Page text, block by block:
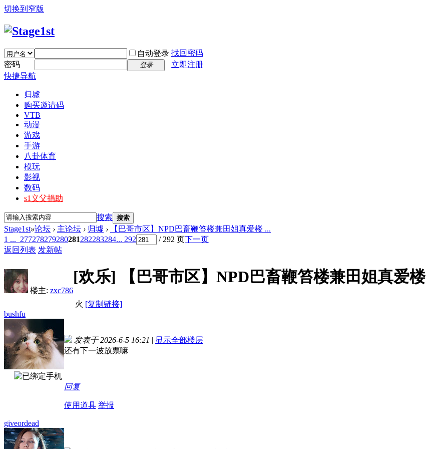
切换到窄版
自动登录 找回密码
密码
登录
立即注册
快捷导航
归墟
购买邀请码
VTB
动漫
游戏
手游
八卦体育
模玩
影视
数码
s1义父捐助
搜索 搜索
Stage1st»论坛 › 主论坛 › 归墟 ›
【巴哥市区】NPD巴畜鞭笞楼兼田姐真爱楼 ...
1 ... 277278279280281282283284... 292 / 292 页下一页
返回列表 发新帖
楼主: zxc786
[欢乐] 【巴哥市区】NPD巴畜鞭笞楼兼田姐真爱楼
火 [复制链接]
bushfu
发表于 2026-6-5 16:21 | 显示全部楼层
还有下一波放票嘛
回复
使用道具 举报
giveordead